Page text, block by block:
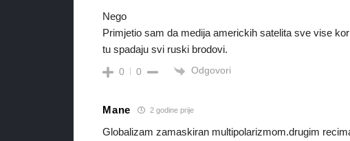
Nego
Primjetio sam da medija americkih satelita sve vise
tu spadaju svi ruski brodovi.
0 0 Odgovori
Mane 2 godine prije
Globalizam zamaskiran multipolarizmom.drugim